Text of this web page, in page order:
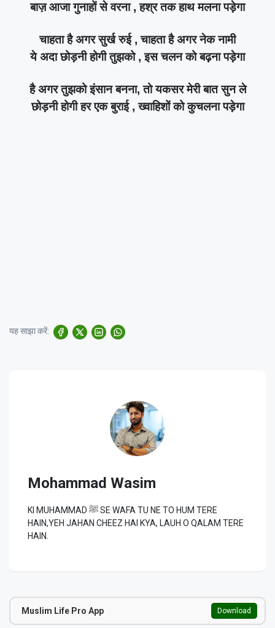
बाज़ आजा गुनाहों से वरना , हश्र तक हाथ मलना पड़ेगा
चाहता है अगर सुर्ख रुई , चाहता है अगर नेक नामी
ये अदा छोड़नी होगी तुझको , इस चलन को बढ़ना पड़ेगा
है अगर तुझको इंसान बनना, तो यकसर मेरी बात सुन ले
छोड़नी होगी हर एक बुराई , ख्वाहिशों को कुचलना पड़ेगा
यह साझा करें:
Mohammad Wasim
KI MUHAMMAD ﷺ SE WAFA TU NE TO HUM TERE
HAIN,YEH JAHAN CHEEZ HAI KYA, LAUH O QALAM TERE
HAIN.
Muslim Life Pro App Download